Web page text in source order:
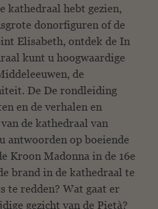
kathedraal hebt gezien,
donorfiguren of de
Elisabeth, ontdek de In
kunt u hoogwaardige
de
De De rondleiding
en de verhalen en
de kathedraal van
antwoorden op boeiende
Kroon Madonna in de 16e
brand in de kathedraal te
te redden? Wat gaat er
gezicht van de Pietà?